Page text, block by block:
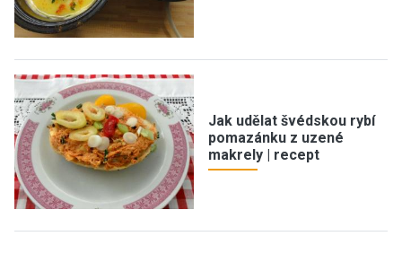
Jak udělat švédskou rybí
pomazánku z uzené
makrely | recept